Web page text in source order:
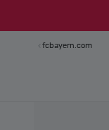
fcbayern.com